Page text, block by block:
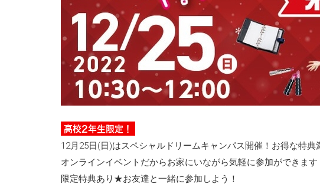
高校2年生限定！
12月25日(日)はスペシャルドリームキャンパス開催！お得な特
オンラインイベントだからお家にいながら気軽に参加ができます
限定特典あり★お友達と一緒に参加しよう！